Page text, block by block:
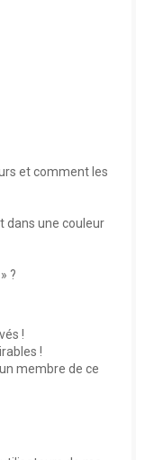
et comment les
dans une couleur
?
!
!
membre de ce